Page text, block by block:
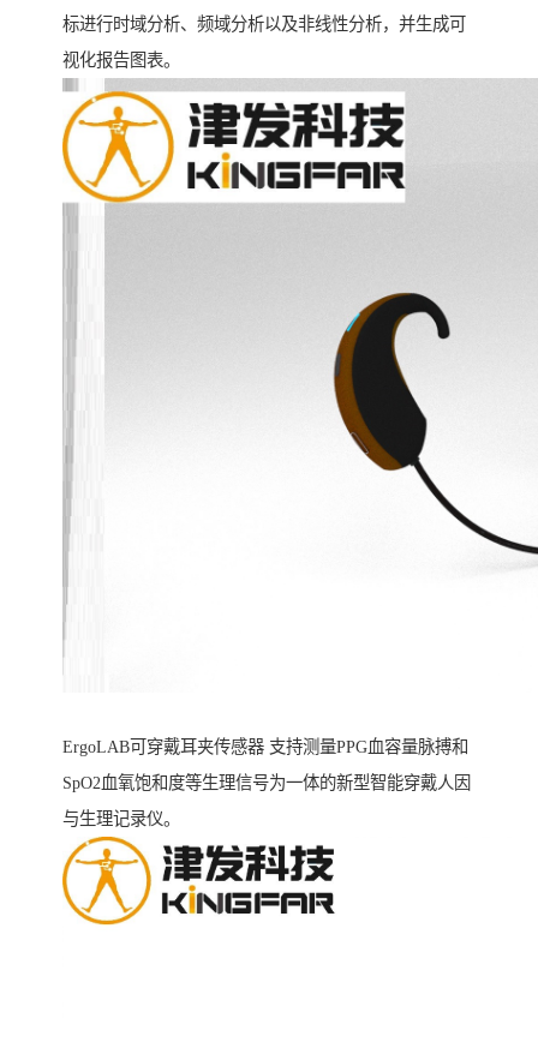
标进行时域分析、频域分析以及非线性分析，并生成可
视化报告图表。
ErgoLAB可穿戴耳夹传感器 支持测量PPG血容量脉搏和
SpO2血氧饱和度等生理信号为一体的新型智能穿戴人因
与生理记录仪。